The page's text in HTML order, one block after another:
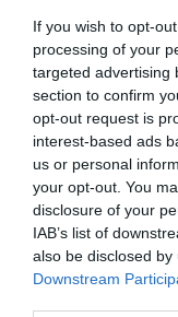
If you wish to opt-
processing of your
targeted advertising
section to confirm
opt-out request is
interest-based ads
us or personal
your opt-out. You
disclosure of your
IAB’s list of
also be disclosed
Downstream